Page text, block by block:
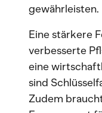
gewährleisten.
Eine stärkere
verbesserte
eine
sind
Zudem